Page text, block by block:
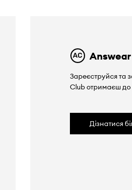
Зареєструйся та
Club отримаєш до
Дізнатися